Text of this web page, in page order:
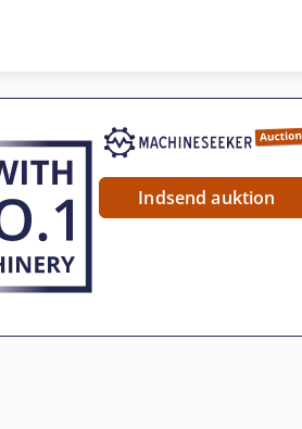
Indsend auktion